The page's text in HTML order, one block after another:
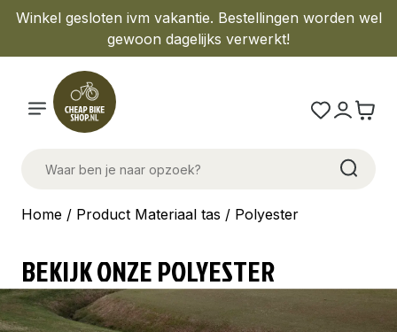
Winkel gesloten ivm vakantie. Bestellingen worden wel
gewoon dagelijks verwerkt!
Home / Product Materiaal tas / Polyester
BEKIJK ONZE POLYESTER